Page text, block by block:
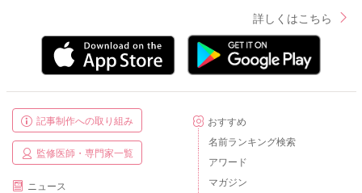
詳しくはこちら
記事制作への取り組み
監修医師・専門家一覧
ニュース
おすすめ
名前ランキング検索
アワード
マガジン